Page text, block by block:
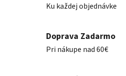
Ku každej objednávke
Doprava Zadarmo
Pri nákupe nad 60€